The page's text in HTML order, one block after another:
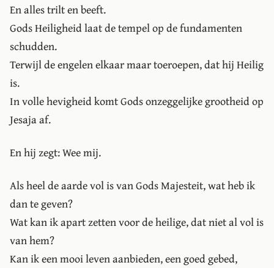
En alles trilt en beeft.
Gods Heiligheid laat de tempel op de fundamenten
schudden.
Terwijl de engelen elkaar maar toeroepen, dat hij Heilig
is.
In volle hevigheid komt Gods onzeggelijke grootheid op
Jesaja af.
En hij zegt: Wee mij.
Als heel de aarde vol is van Gods Majesteit, wat heb ik
dan te geven?
Wat kan ik apart zetten voor de heilige, dat niet al vol is
van hem?
Kan ik een mooi leven aanbieden, een goed gebed,